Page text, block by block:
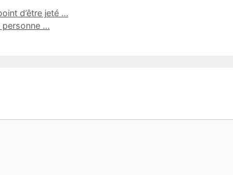
d’être jeté …
personne …